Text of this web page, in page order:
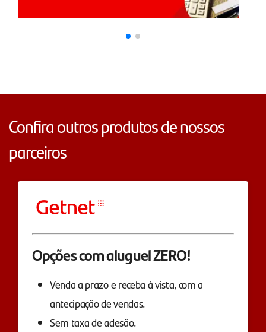
Confira outros produtos de nossos
parceiros
Opções com aluguel ZERO!
Venda a prazo e receba à vista, com a
antecipação de vendas.
Sem taxa de adesão.